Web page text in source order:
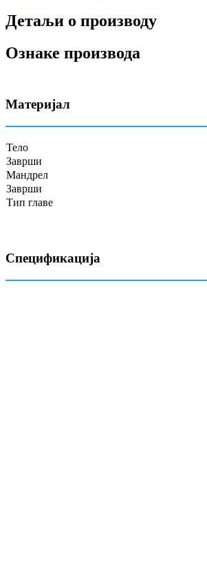
Детаљи о производу
Ознаке производа
Материјал
Тело
Заврши
Мандрел
Заврши
Тип главе
Спецификација